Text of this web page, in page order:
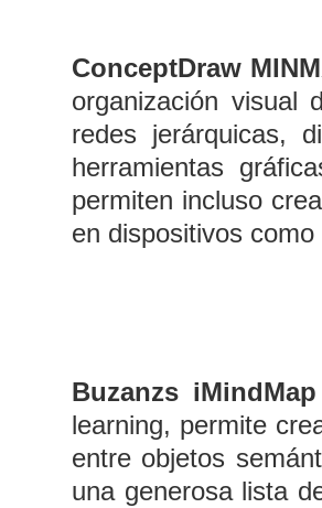
ConceptDraw
organización visual
redes jerárquicas,
herramientas
permiten incluso
en dispositivos
Buzanzs
learning, permite
entre objetos
una generosa lista